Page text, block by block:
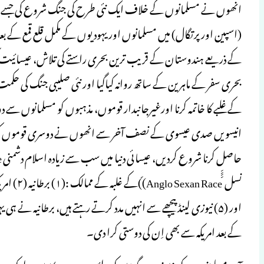
کے ذریعے ہندوستان کے قریب ترین بحری راستے کی تلاش،
بحری سفر کے ماہرین کے ساتھ روانہ کیاگیا اور نئی صلیبی جنگ
کے غلبے کا خاتمہ کرنا اورغیرجانبدار قوموں، مذہبوں کو
انیسویں صدی عیسوی کے نصف آخر سے انھوں نے دوسری قوموں کو
اور (۵) نیوزی لینڈ پیچھے سے انہیں مدد کرتے رہتے ہیں،
کے بعد امریکہ سے بھی اِن کی دوستی کرا دی۔